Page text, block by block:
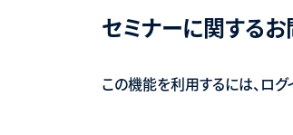
セミナーに関する
この機能を利用するには、ロ